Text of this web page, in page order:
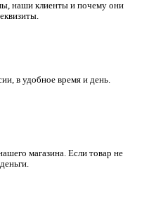
наши клиенты и почему они
в удобное время и день.
магазина. Если товар не